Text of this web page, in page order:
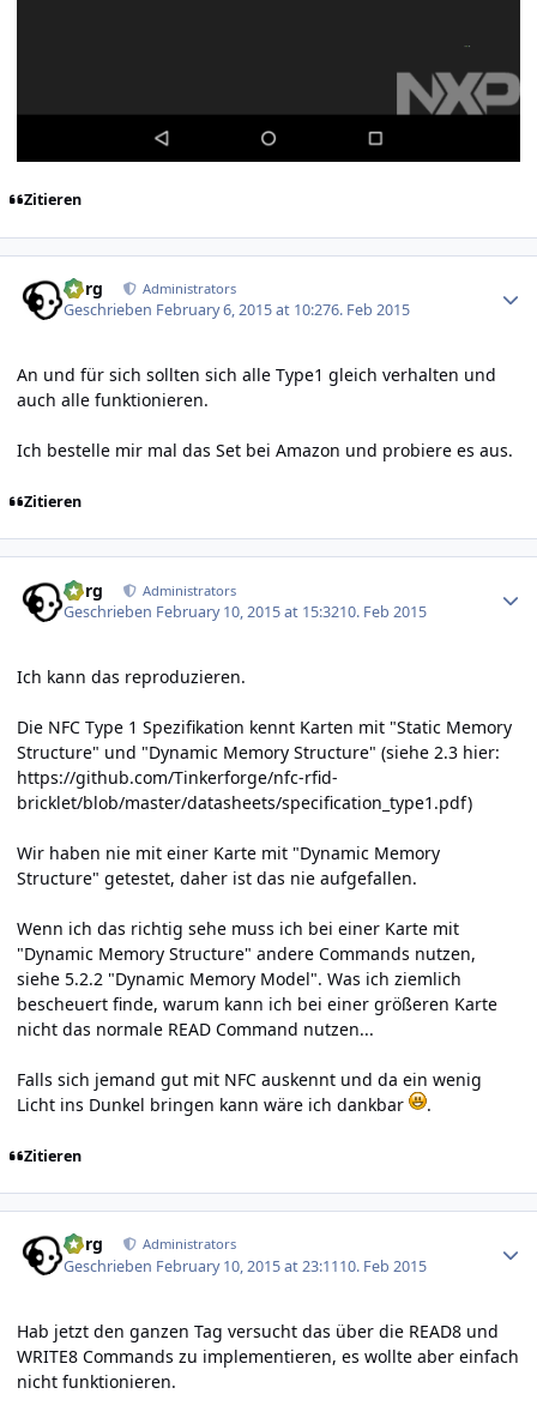
Zitieren
borg Administrators
Geschrieben February 6, 2015 at 10:276. Feb 2015
An und für sich sollten sich alle Type1 gleich verhalten und
auch alle funktionieren.
Ich bestelle mir mal das Set bei Amazon und probiere es aus.
Zitieren
borg Administrators
Geschrieben February 10, 2015 at 15:3210. Feb 2015
Ich kann das reproduzieren.
Die NFC Type 1 Spezifikation kennt Karten mit "Static Memory
Structure" und "Dynamic Memory Structure" (siehe 2.3 hier:
https://github.com/Tinkerforge/nfc-rfid-
bricklet/blob/master/datasheets/specification_type1.pdf)
Wir haben nie mit einer Karte mit "Dynamic Memory
Structure" getestet, daher ist das nie aufgefallen.
Wenn ich das richtig sehe muss ich bei einer Karte mit
"Dynamic Memory Structure" andere Commands nutzen,
siehe 5.2.2 "Dynamic Memory Model". Was ich ziemlich
bescheuert finde, warum kann ich bei einer größeren Karte
nicht das normale READ Command nutzen...
Falls sich jemand gut mit NFC auskennt und da ein wenig
Licht ins Dunkel bringen kann wäre ich dankbar
.
Zitieren
borg Administrators
Geschrieben February 10, 2015 at 23:1110. Feb 2015
Hab jetzt den ganzen Tag versucht das über die READ8 und
WRITE8 Commands zu implementieren, es wollte aber einfach
nicht funktionieren.